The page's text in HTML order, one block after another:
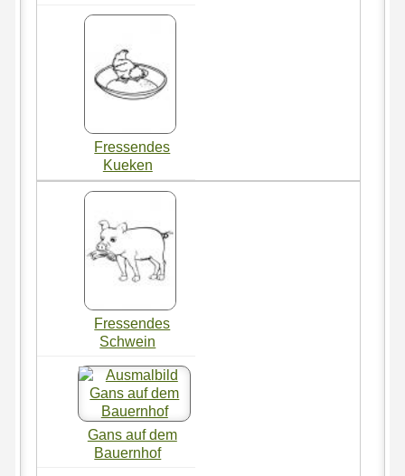
Fressendes
Kueken
Fressendes
Schwein
Gans auf dem
Bauernhof